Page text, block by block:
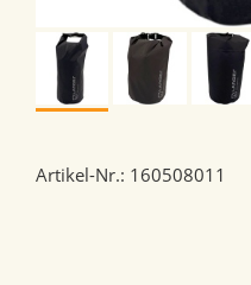
Artikel-Nr.: 160508011